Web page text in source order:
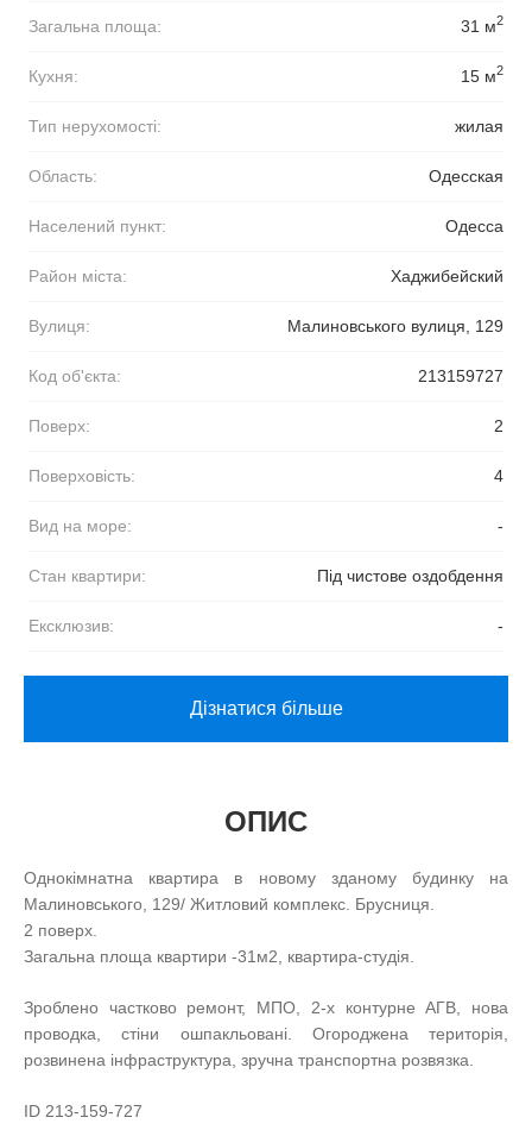
Загальна площа: 31 м2
Кухня: 15 м2
Тип нерухомості: жилая
Область: Одесская
Населений пункт: Одесса
Район міста: Хаджибейский
Вулиця: Малиновського вулиця, 129
Код об'єкта: 213159727
Поверх: 2
Поверховість: 4
Вид на море: -
Стан квартири: Під чистове оздобдення
Ексклюзив: -
Дізнатися більше
ОПИС
Однокімнатна квартира в новому зданому будинку на
Малиновського, 129/ Житловий комплекс. Брусниця.
2 поверх.
Загальна площа квартири -31м2, квартира-студія.
Зроблено частково ремонт, МПО, 2-х контурне АГВ, нова
проводка, стіни ошпакльовані. Огороджена територія,
розвинена інфраструктура, зручна транспортна розвязка.
ID 213-159-727